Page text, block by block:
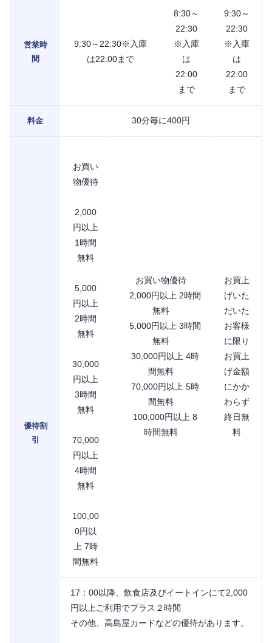
営業時
間
9:30～22:30※入庫
は22:00まで
8:30～
22:30
※入庫
は
22:00
まで
9:30～
22:30
※入庫
は
22:00
まで
料金 30分毎に400円
優待割
引
お買い
物優待
2,000
円以上
1時間
無料
5,000
円以上
2時間
無料
30,000
円以上
3時間
無料
70,000
円以上
4時間
無料
100,00
0円以
上 7時
間無料
お買い物優待
2,000円以上 2時間
無料
5,000円以上 3時間
無料
30,000円以上 4時
間無料
70,000円以上 5時
間無料
100,000円以上 8
時間無料
お買上
げいた
だいた
お客様
に限り
お買上
げ金額
にかか
わらず
終日無
料
17：00以降、飲食店及びイートインにて2,000
円以上ご利用でプラス２時間
その他、高島屋カードなどの優待があります。